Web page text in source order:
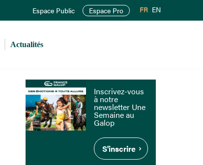
Espace Public Espace Pro FR EN
Actualités
Inscrivez-vous
à notre
newsletter Une
Semaine au
Galop
S'inscrire